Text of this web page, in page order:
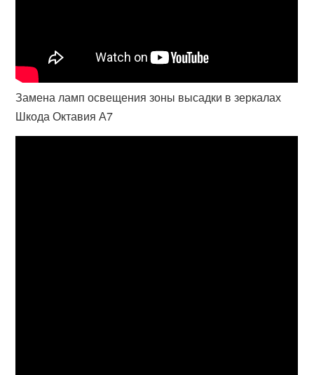
Замена ламп освещения зоны высадки в зеркалах
Шкода Октавия А7